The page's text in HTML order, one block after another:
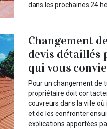
dans les prochaines 24
Changement
devis
qui vous
Pour un changement de
propriétaire doit
couvreurs dans la ville
et de les confronter
explications apportées